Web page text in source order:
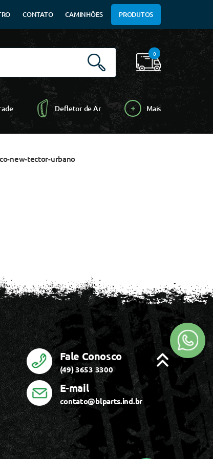
CONTATO CAMINHÕES PRODUTOS
0
Defletor de Ar Mais
new-tector-urbano
Fale Conosco
(49) 3653 3300
E-mail
contato@blparts.ind.br